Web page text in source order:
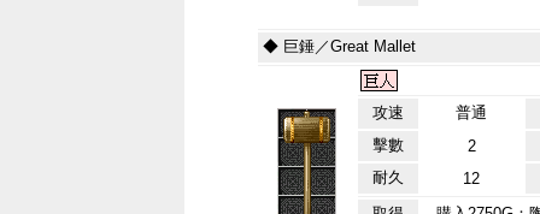
◆ 巨錘／Great Mallet
攻速
普通
擊數
2
耐久
12